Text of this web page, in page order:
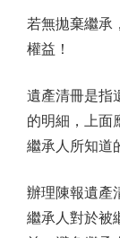
若無拋棄繼承
權益！
遺產清冊是指
的明細，上面
繼承人所知道
辦理陳報遺產
繼承人對於被